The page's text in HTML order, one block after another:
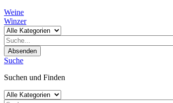
Weine
Winzer
Absenden
Suche
Suchen und Finden